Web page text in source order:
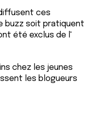
ces
buzz soit pratiquent
été exclus de l'
chez les jeunes
les blogueurs